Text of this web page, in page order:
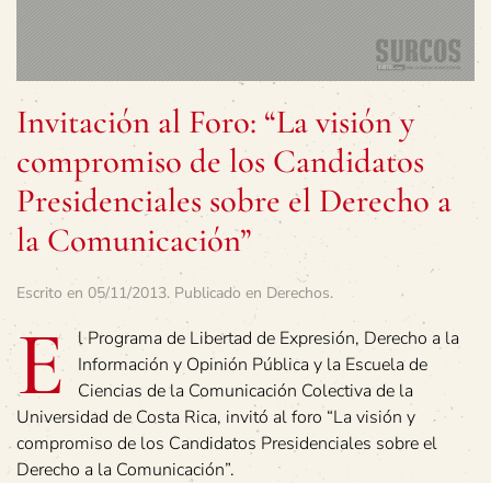
Invitación al Foro: “La visión y
compromiso de los Candidatos
Presidenciales sobre el Derecho a
la Comunicación”
Escrito en 05/11/2013. Publicado en Derechos.
E
l Programa de Libertad de Expresión, Derecho a la
Información y Opinión Pública y la Escuela de
Ciencias de la Comunicación Colectiva de la
Universidad de Costa Rica, invitó al foro “La visión y
compromiso de los Candidatos Presidenciales sobre el
Derecho a la Comunicación”.